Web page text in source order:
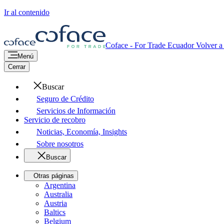
Ir al contenido
Coface - For Trade EcuadorVolver
Menú
Cerrar
Buscar
Seguro de Crédito
Servicios de Información
Servicio de recobro
Noticias, Economía, Insights
Sobre nosotros
Buscar
Otras páginas
Argentina
Australia
Austria
Baltics
Belgium